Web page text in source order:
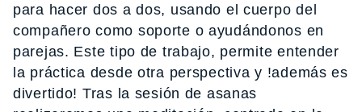
para hacer dos a dos, usando el cuerpo del
compañero como soporte o ayudándonos en
parejas. Este tipo de trabajo, permite entender
la práctica desde otra perspectiva y !además es
divertido! Tras la sesión de asanas